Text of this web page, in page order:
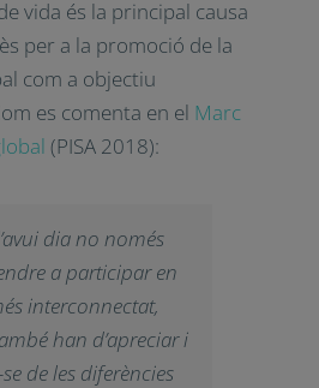
vida és la principal causa
per a la promoció de la
com a objectiu
es comenta en el Marc
(PISA 2018):
dia no només
a participar en
interconnectat,
han d’apreciar i
de les diferències